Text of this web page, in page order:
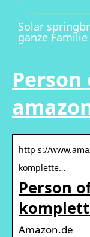
Solar
ganze Familie
http s://
komplette…
Person
Amazon.de